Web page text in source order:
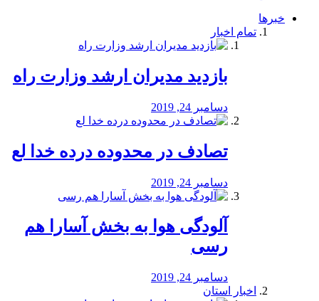
خبرها
تمام اخبار
بازدید مدیران ارشد وزارت راه
دسامبر 24, 2019
تصادف در محدوده درده خدا لع
دسامبر 24, 2019
آلودگی هوا به بخش آسارا هم
رسی
دسامبر 24, 2019
اخبار استان